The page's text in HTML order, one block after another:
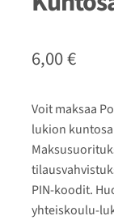
6,00€
Voit maksaa
lukion
PIN-koodit.
yhteiskoulu-